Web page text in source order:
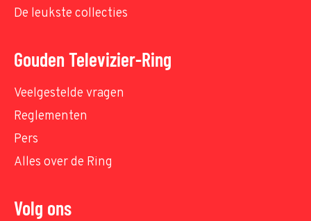
De leukste collecties
Gouden Televizier-Ring
Veelgestelde vragen
Reglementen
Pers
Alles over de Ring
Volg ons